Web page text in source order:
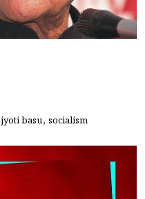
jyoti basu, socialism